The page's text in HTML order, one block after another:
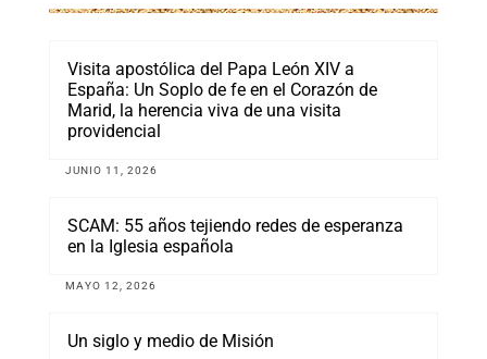
Visita apostólica del Papa León XIV a
España: Un Soplo de fe en el Corazón de
Marid, la herencia viva de una visita
providencial
JUNIO 11, 2026
SCAM: 55 años tejiendo redes de esperanza
en la Iglesia española
MAYO 12, 2026
Un siglo y medio de Misión